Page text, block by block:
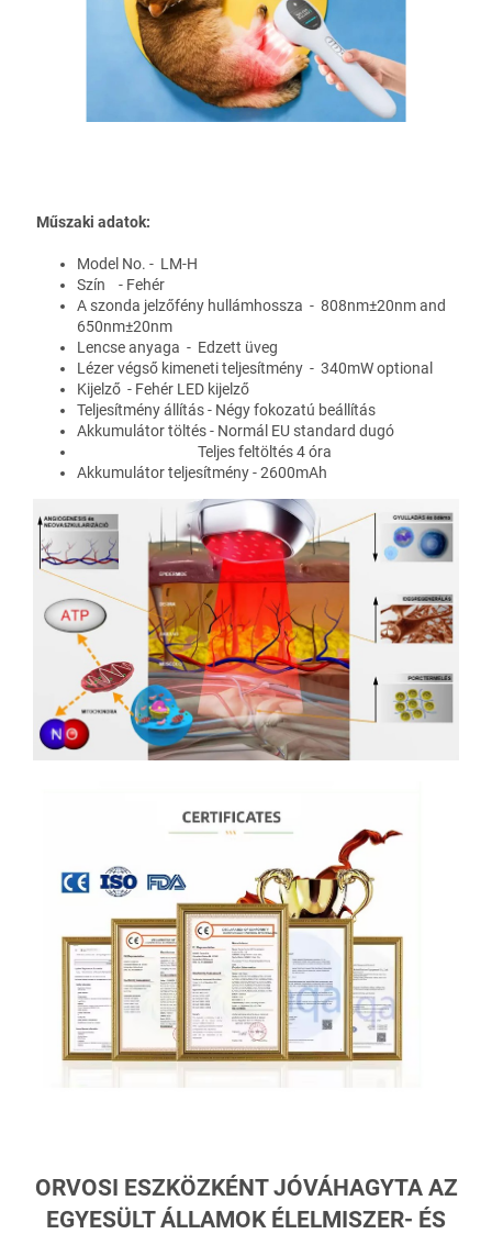
Műszaki adatok:
Model No. - LM-H
Szín - Fehér
A szonda jelzőfény hullámhossza - 808nm±20nm and
650nm±20nm
Lencse anyaga - Edzett üveg
Lézer végső kimeneti teljesítmény - 340mW optional
Kijelző - Fehér LED kijelző
Teljesítmény állítás - Négy fokozatú beállítás
Akkumulátor töltés - Normál EU standard dugó
Teljes feltöltés 4 óra
Akkumulátor teljesítmény - 2600mAh
ORVOSI ESZKÖZKÉNT JÓVÁHAGYTA AZ
EGYESÜLT ÁLLAMOK ÉLELMISZER- ÉS